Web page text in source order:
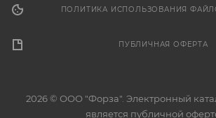
ПОЛИТИКА ИСПОЛЬЗОВАНИЯ
ПУБЛИЧНАЯ ОФЕРТА
2026 © ООО "Форза". Электронный
является публичной